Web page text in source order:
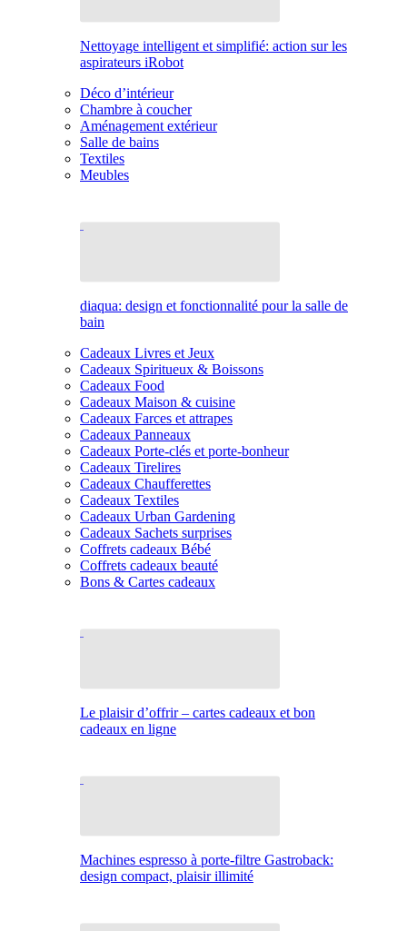
Nettoyage intelligent et simplifié: action sur les
aspirateurs iRobot
Déco d’intérieur
Chambre à coucher
Aménagement extérieur
Salle de bains
Textiles
Meubles
diaqua: design et fonctionnalité pour la salle de
bain
Cadeaux Livres et Jeux
Cadeaux Spiritueux & Boissons
Cadeaux Food
Cadeaux Maison & cuisine
Cadeaux Farces et attrapes
Cadeaux Panneaux
Cadeaux Porte-clés et porte-bonheur
Cadeaux Tirelires
Cadeaux Chaufferettes
Cadeaux Textiles
Cadeaux Urban Gardening
Cadeaux Sachets surprises
Coffrets cadeaux Bébé
Coffrets cadeaux beauté
Bons & Cartes cadeaux
Le plaisir d’offrir – cartes cadeaux et bon
cadeaux en ligne
Machines espresso à porte-filtre Gastroback:
design compact, plaisir illimité